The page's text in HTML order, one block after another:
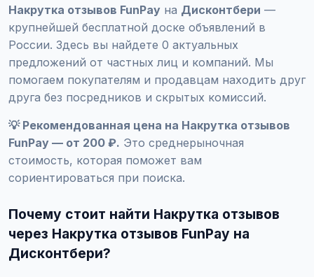
Накрутка отзывов FunPay на Дисконтбери —
крупнейшей бесплатной доске объявлений в
России. Здесь вы найдете 0 актуальных
предложений от частных лиц и компаний. Мы
помогаем покупателям и продавцам находить друг
друга без посредников и скрытых комиссий.
💡 Рекомендованная цена на Накрутка отзывов
FunPay — от 200 ₽. Это среднерыночная
стоимость, которая поможет вам
сориентироваться при поиска.
Почему стоит найти Накрутка отзывов
через Накрутка отзывов FunPay на
Дисконтбери?